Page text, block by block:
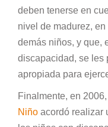
deben tenerse en
nivel de madurez,
demás niños, y que,
discapacidad, se les
apropiada para
Finalmente, en 2006,
Niño acordó realizar